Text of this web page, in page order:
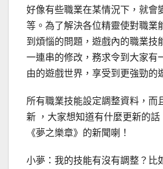
好像有些職業在某情況下，就會
等。為了解決各位精靈使對職業
到煩惱的問題 ，遊戲內的職業技
一連串的修改，務求令到大家有
由的遊戲世界，享受到更強勁的
所有職業技能設定調整資料，而
新 ，大家想知道有什麼更新的
《夢之樂章》的新聞喇！
小夢：我的技能有沒有調整？比